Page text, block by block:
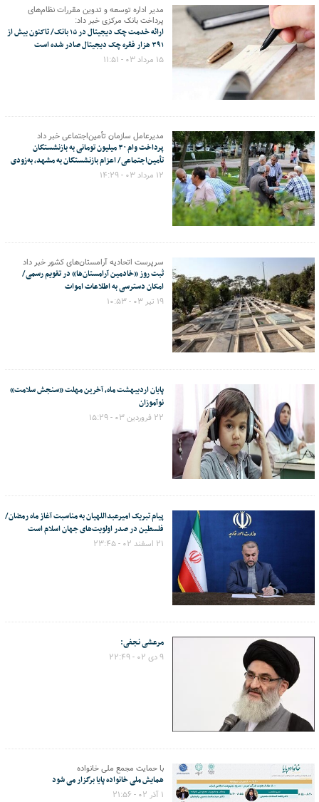
مدیر اداره توسعه و تدوین مقررات نظام‌های
پرداخت بانک مرکزی خبر داد:
ارائه خدمت چک دیجیتال در ۱۵ بانک/ تاکنون بیش از
۳۹۱ هزار فقره چک دیجیتال صادر شده است
۱۵ مرداد ۰۳ - ۱۱:۵۱
مدیرعامل سازمان تأمین‌اجتماعی خبر داد
پرداخت وام ۳۰ میلیون تومانی به بازنشستگان
تأمین‌اجتماعی/ اعزام بازنشستگان به مشهد، به‌زودی
۱۲ مرداد ۰۳ - ۱۴:۲۹
سرپرست اتحادیه آرامستان‌های کشور خبر داد
ثبت روز «خادمین آرامستان‌ها» در تقویم رسمی/
امکان دسترسی به اطلاعات اموات
۱۹ تیر ۰۳ - ۱۰:۵۳
پایان اردیبهشت ماه، آخرین مهلت «سنجش سلامت»
نوآموزان
۲۲ فروردین ۰۳ - ۱۵:۲۹
پیام تبریک امیرعبداللهیان به مناسبت آغاز ماه رمضان/
فلسطین در صدر اولویت‌های جهان اسلام است
۲۱ اسفند ۰۲ - ۲۳:۴۵
مرعشی نجفی:
۹ دی ۰۲ - ۲۲:۴۹
با حمایت مجمع ملی خانواده
همایش ملی خانواده پایا برگزار می شود
۱ آذر ۰۲ - ۲۱:۵۶